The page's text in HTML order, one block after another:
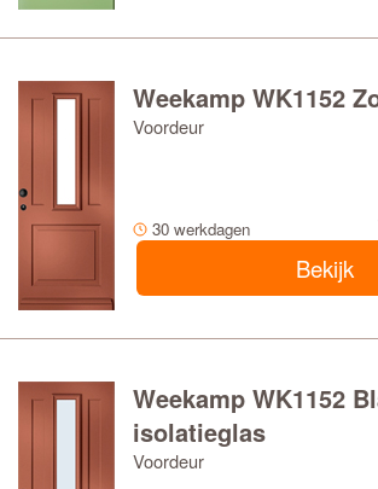
Weekamp WK1152
Voordeur
30 werkdagen
Bekijk
Weekamp WK1152
isolatieglas
Voordeur